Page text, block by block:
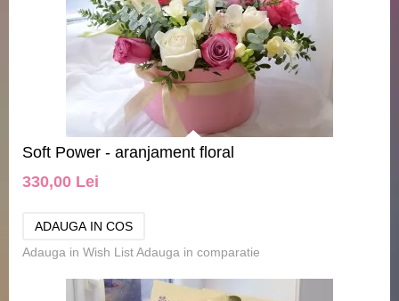
Soft Power - aranjament floral
330,00 Lei
Adauga in Wish ListAdauga in comparatie